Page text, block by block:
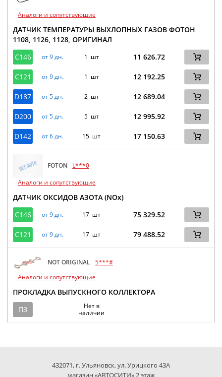
Аналоги и сопутствующие
ДАТЧИК ТЕМПЕРАТУРЫ ВЫХЛОПНЫХ ГАЗОВ ФОТОН
1108, 1126, 1128, ОРИГИНАЛ
C146
от 9 дн. 1 шт 11 626.72
C121 от 9 дн. 1 шт 12 192.25
D187 от 5 дн. 2 шт 12 689.04
D200 от 5 дн. 5 шт 12 995.92
D142 от 6 дн. 15 шт 17 150.63
FOTON
L***0
Аналоги и сопутствующие
ДАТЧИК ОКСИДОВ АЗОТА (NOx)
C146
от 9 дн. 17 шт 75 329.52
C121 от 9 дн. 17 шт 79 488.52
NOT ORIGINAL 5***#
Аналоги и сопутствующие
ПРОКЛАДКА ВЫПУСКНОГО КОЛЛЕКТОРА
ПЗ
Нет в
наличии
432071, г. Ульяновск, ул. Урицкого 43А
магазин «АВТОСИТИ» 2 этаж